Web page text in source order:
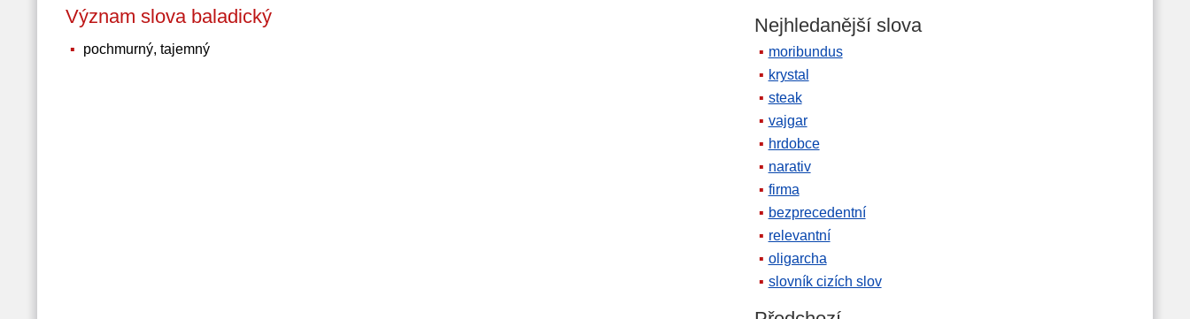
Význam slova baladický
pochmurný, tajemný
Nejhledanější slova
moribundus
krystal
steak
vajgar
hrdobce
narativ
firma
bezprecedentní
relevantní
oligarcha
slovník cizích slov